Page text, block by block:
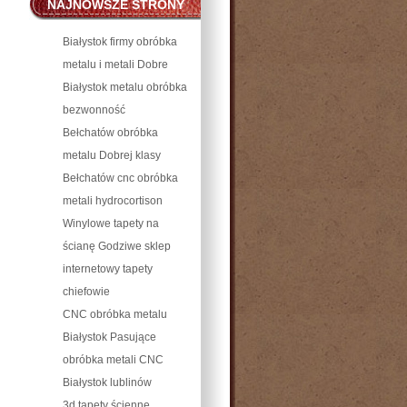
NAJNOWSZE STRONY
WROCŁAW
Białystok firmy obróbka
metalu i metali Dobre
Białystok metalu obróbka
bezwonność
Bełchatów obróbka
metalu Dobrej klasy
Bełchatów cnc obróbka
metali hydrocortison
Winylowe tapety na
ścianę Godziwe sklep
internetowy tapety
chiefowie
CNC obróbka metalu
Białystok Pasujące
obróbka metali CNC
Białystok lublinów